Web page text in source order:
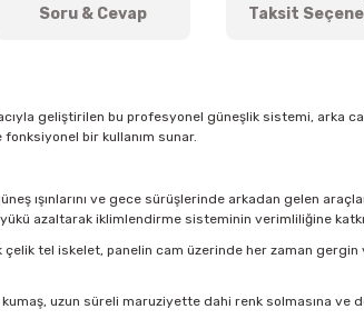
Soru & Cevap Taksit
geliştirilen bu profesyonel güneşlik sistemi, arka
bir kullanım sunar.
ışınlarını ve gece sürüşlerinde arkadan gelen
azaltarak iklimlendirme sisteminin verimliliğine
tel iskelet, panelin cam üzerinde her zaman gergin
kumaş, uzun süreli maruziyette dahi renk solmasına